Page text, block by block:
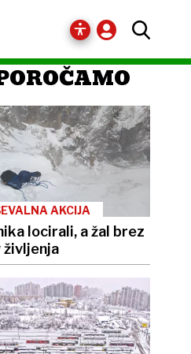
AKCIJA
locirali, a žal brez
življenja